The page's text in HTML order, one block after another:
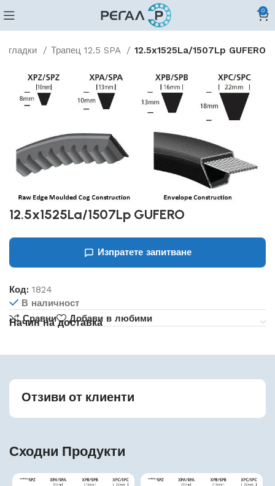
0
гладки Трапец 12.5 SPA 12.5x1525La/1507Lp GUFERO
12.5x1525La/1507Lp GUFERO
Изпратете запитване
Код:1824
В наличност
Сравни
Добави в любими
Начин на доставка
Отзиви от клиенти
Сходни Продукти